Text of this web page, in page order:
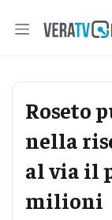
Roseto
nella
al via il
milioni